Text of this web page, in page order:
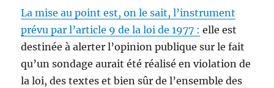
La mise au point est, on le sait, l’instrument
prévu par l’article 9 de la loi de 1977 : elle est
destinée à alerter l’opinion publique sur le fait
qu’un sondage aurait été réalisé en violation de
la loi, des textes et bien sûr de l’ensemble des